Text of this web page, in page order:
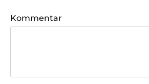
Kommentar